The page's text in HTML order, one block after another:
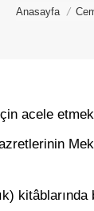
You are here:
Anasayfa
acele